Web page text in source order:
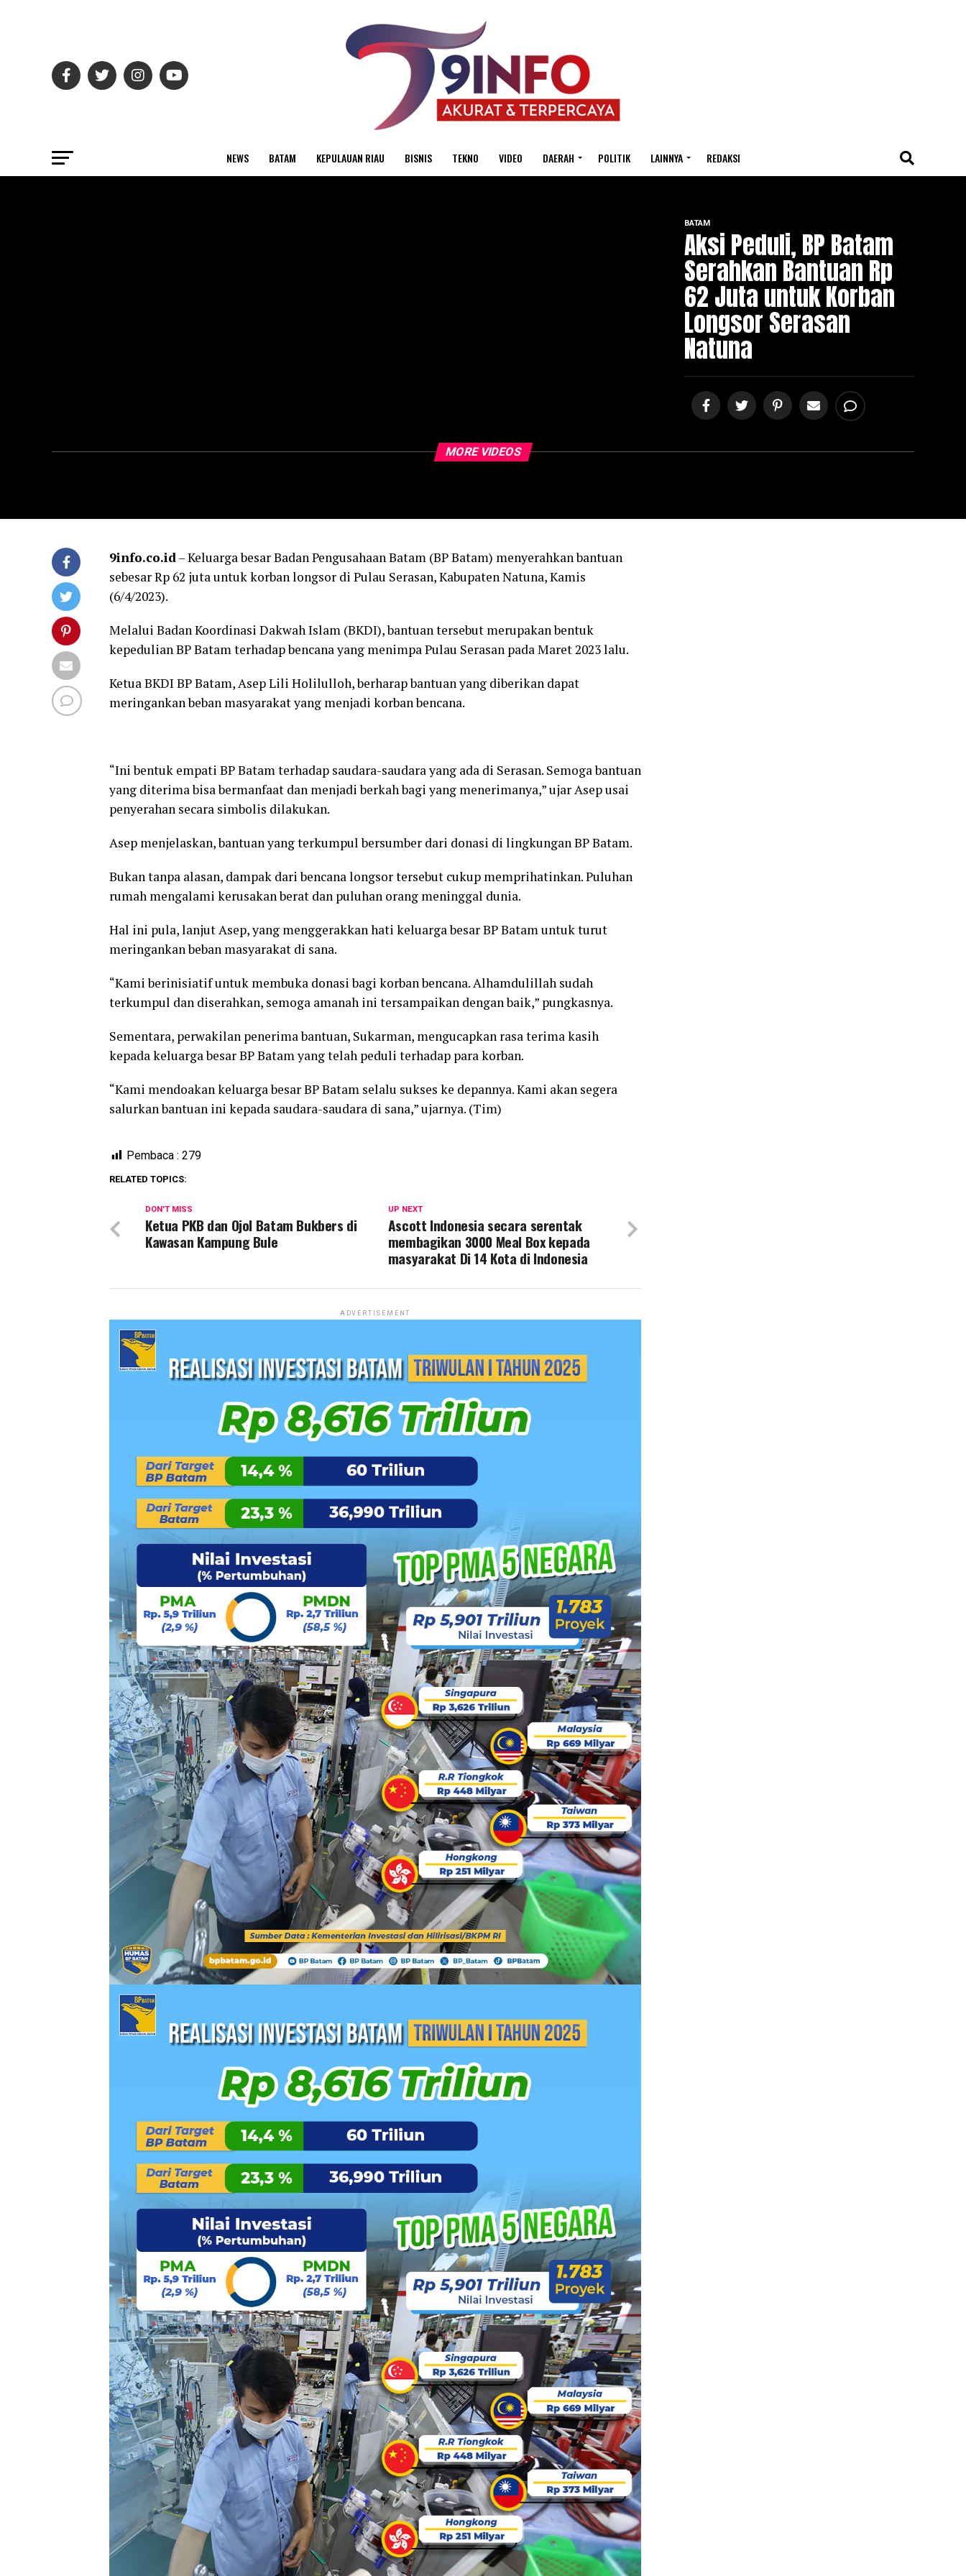
NEWS BATAM KEPULAUAN RIAU BISNIS TEKNO VIDEO DAERAH POLITIK LAINNYA REDAKSI
BATAM
Aksi Peduli, BP Batam
Serahkan Bantuan Rp
62 Juta untuk Korban
Longsor Serasan
Natuna
MORE VIDEOS
9info.co.id– Keluarga besar Badan Pengusahaan Batam (BP Batam) menyerahkan bantuan
sebesar Rp 62 juta untuk korban longsor di Pulau Serasan, Kabupaten Natuna, Kamis
(6/4/2023).
Melalui Badan Koordinasi Dakwah Islam (BKDI), bantuan tersebut merupakan bentuk
kepedulian BP Batam terhadap bencana yang menimpa Pulau Serasan pada Maret 2023 lalu.
Ketua BKDI BP Batam, Asep Lili Holilulloh, berharap bantuan yang diberikan dapat
meringankan beban masyarakat yang menjadi korban bencana.
“Ini bentuk empati BP Batam terhadap saudara-saudara yang ada di Serasan. Semoga bantuan
yang diterima bisa bermanfaat dan menjadi berkah bagi yang menerimanya,” ujar Asep usai
penyerahan secara simbolis dilakukan.
Asep menjelaskan, bantuan yang terkumpul bersumber dari donasi di lingkungan BP Batam.
Bukan tanpa alasan, dampak dari bencana longsor tersebut cukup memprihatinkan. Puluhan
rumah mengalami kerusakan berat dan puluhan orang meninggal dunia.
Hal ini pula, lanjut Asep, yang menggerakkan hati keluarga besar BP Batam untuk turut
meringankan beban masyarakat di sana.
“Kami berinisiatif untuk membuka donasi bagi korban bencana. Alhamdulillah sudah
terkumpul dan diserahkan, semoga amanah ini tersampaikan dengan baik,” pungkasnya.
Sementara, perwakilan penerima bantuan, Sukarman, mengucapkan rasa terima kasih
kepada keluarga besar BP Batam yang telah peduli terhadap para korban.
“Kami mendoakan keluarga besar BP Batam selalu sukses ke depannya. Kami akan segera
salurkan bantuan ini kepada saudara-saudara di sana,” ujarnya. (Tim)
Pembaca : 279
RELATED TOPICS:
UP NEXT
Ascott Indonesia secara serentak
membagikan 3000 Meal Box kepada
masyarakat Di 14 Kota di Indonesia
DON'T MISS
Ketua PKB dan Ojol Batam Bukbers di
Kawasan Kampung Bule
ADVERTISEMENT